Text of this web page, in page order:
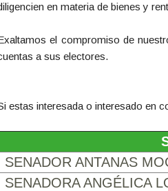
en materia de bienes y
el compromiso de
a sus electores.
estas interesada o interesado en
SENADOR ANTANAS
SENADORA ANGÉLICA